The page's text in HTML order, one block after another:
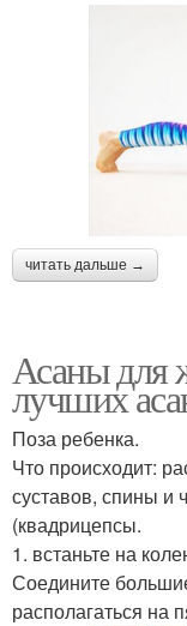
читать дальше →
Асаны для
лучших
Поза ребенка.
Что происходит:
суставов, спины
(квадрицепсы.
1. встаньте на
Соедините
располагаться на